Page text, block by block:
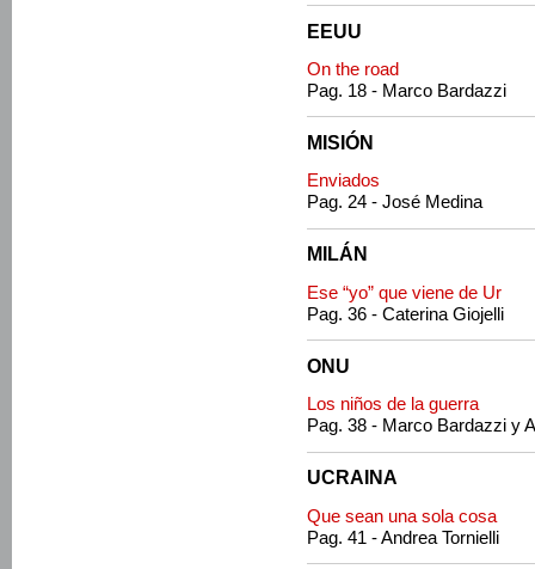
EEUU
On the road
Pag. 18 - Marco Bardazzi
MISIÓN
Enviados
Pag. 24 - José Medina
MILÁN
Ese “yo” que viene de Ur
Pag. 36 - Caterina Giojelli
ONU
Los niños de la guerra
Pag. 38 - Marco Bardazzi y
UCRAINA
Que sean una sola cosa
Pag. 41 - Andrea Tornielli